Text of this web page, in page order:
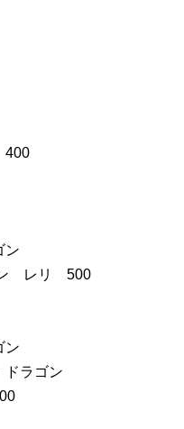
400
ン
ン レリ 500
ン
ドラゴン